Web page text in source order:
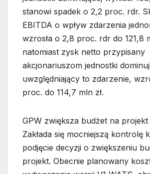
stanowi spadek o 2,2 proc. rdr.
EBITDA o wpływ zdarzenia
wzrosła o 2,8 proc. rdr do 121,8
natomiast zysk netto przypisany
akcjonariuszom jednostki
uwzględniający to zdarzenie,
proc. do 114,7 mln zł.
GPW zwiększa budżet na projekt
Zakłada się mocniejszą kontrolę
podjęcie decyzji o zwiększeniu
projekt. Obecnie planowany